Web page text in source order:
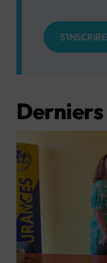
S'INSCRIRE
Derniers